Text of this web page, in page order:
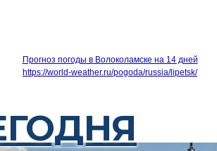
Прогноз погоды в Волоколамске на 14 дней
https://world-weather.ru/pogoda/russia/lipetsk/